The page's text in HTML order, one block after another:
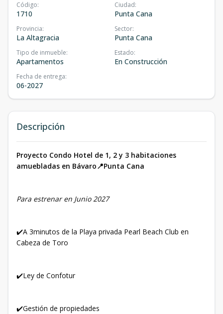
Código:
1710
Ciudad:
Punta Cana
Provincia:
La Altagracia
Sector:
Punta Cana
Tipo de inmueble:
Apartamentos
Estado:
En Construcción
Fecha de entrega:
06-2027
Descripción
Proyecto Condo Hotel de 1, 2 y 3 habitaciones
amuebladas en Bávaro📍Punta Cana
Para estrenar en Junio 2027
✔️A 3minutos de la Playa privada Pearl Beach Club en
Cabeza de Toro
✔️Ley de Confotur
✔️Gestión de propiedades